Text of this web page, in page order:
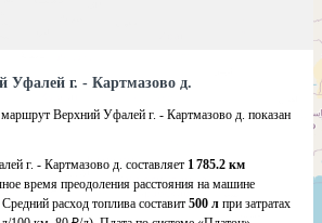
Уфалей г. - Картмазово д.
маршрут Верхний Уфалей г. - Картмазово д. показан
г. - Картмазово д. составляет 1 785.2 км
время преодоления расстояния на машине
Средний расход топлива составит 500 л при затратах